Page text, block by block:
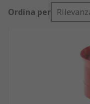
cui il tipo di
livello sonoro
Quando si sceglie un
Ordina per